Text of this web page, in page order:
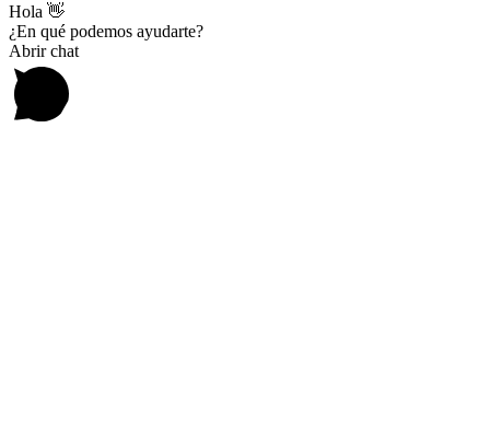
Hola 👋
¿En qué podemos ayudarte?
Abrir chat